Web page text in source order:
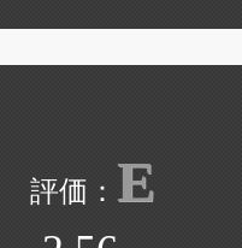
E